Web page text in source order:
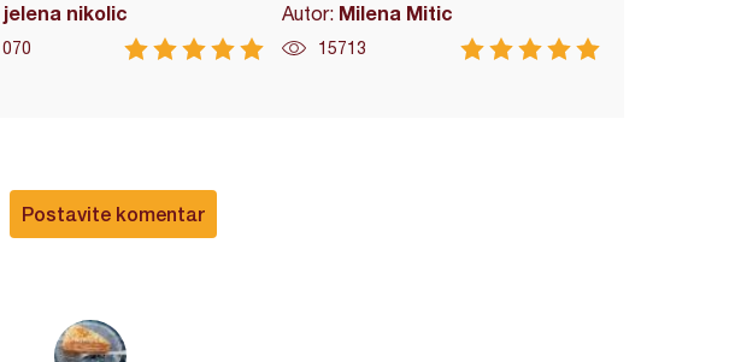
jelena nikolic Autor: Milena Mitic
15713
Postavite komentar